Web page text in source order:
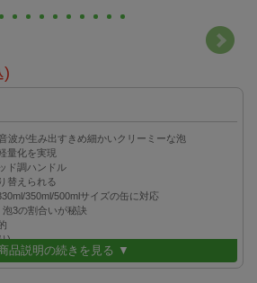
)
波が生み出すきめ細かいクリーミーな泡
量化を実現
ド調ハンドル
替えられる
350ml/500mlサイズの缶に対応
3の割合いが秘訣
)
で、どんなグラスでもOK
品説明の続きを見る ▼